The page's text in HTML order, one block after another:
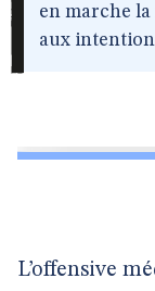
en marche
aux
L’offensive